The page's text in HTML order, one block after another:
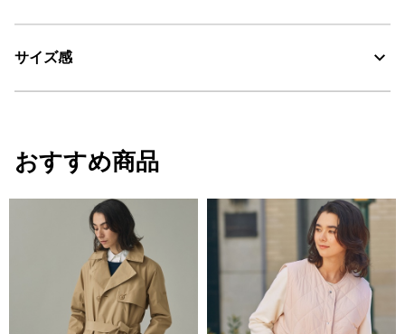
PRIMALOFT®：断熱・防寒
VERY WARM - とても暖かい
30℃を限度とし、通常の洗濯処理。
漂白処理はできない。
タンブル乾燥が可能、低温乾燥：排気温度の上限は最高
60℃。
脱水後、つり干し乾燥がよい。
・色：ダスト (004)
サイズ感
34
40 41
42 64 42
おすすめ商品